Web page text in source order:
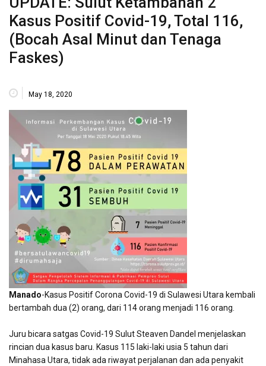
Kasus Positif Covid-19, Total 116,
(Bocah Asal Minut dan Tenaga
Faskes)
May 18, 2020
Manado-Kasus Positif Corona Covid-19 di Sulawesi Utara kembali
bertambah dua (2) orang, dari 114 orang menjadi 116 orang.
Juru bicara satgas Covid-19 Sulut Steaven Dandel menjelaskan
rincian dua kasus baru. Kasus 115 laki-laki usia 5 tahun dari
Minahasa Utara, tidak ada riwayat perjalanan dan ada penyakit